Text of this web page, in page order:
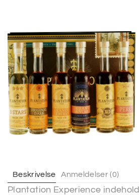
Beskrivelse Anmeldelser (0)
Plantation Experience